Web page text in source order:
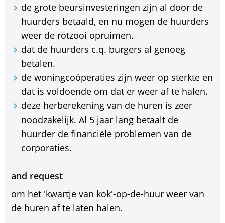
de grote beursinvesteringen zijn al door de
huurders betaald, en nu mogen de huurders
weer de rotzooi opruimen.
dat de huurders c.q. burgers al genoeg
betalen.
de woningcoöperaties zijn weer op sterkte en
dat is voldoende om dat er weer af te halen.
deze herberekening van de huren is zeer
noodzakelijk. Al 5 jaar lang betaalt de
huurder de financiële problemen van de
corporaties.
and request
om het 'kwartje van kok'-op-de-huur weer van
de huren af te laten halen.